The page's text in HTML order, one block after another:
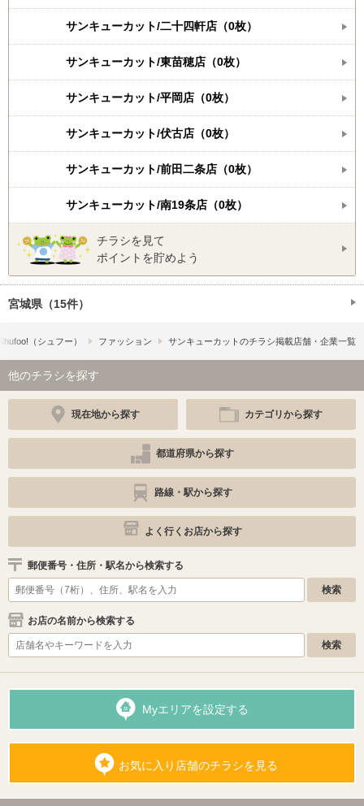
サンキューカット/二十四軒店（0枚）
サンキューカット/東苗穂店（0枚）
サンキューカット/平岡店（0枚）
サンキューカット/伏古店（0枚）
サンキューカット/前田二条店（0枚）
サンキューカット/南19条店（0枚）
チラシを見て
ポイントを貯めよう
宮城県（15件）
（シュフー） ファッション サンキューカットのチラシ掲載店舗・企業一覧
他のチラシを探す
現在地から探す カテゴリから探す
都道府県から探す
路線・駅から探す
よく行くお店から探す
郵便番号・住所・駅名から検索する
お店の名前から検索する
Myエリアを設定する
お気に入り店舗のチラシを見る